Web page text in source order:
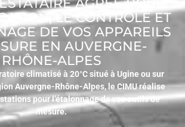
LE CONTRÔLE ET
DE VOS APPAREILS
EN AUVERGNE-
RHÔNE-ALPES
climatisé à 20°C situé à Ugine ou sur
Auvergne-Rhône-Alpes, le CIMU réalise
pour l’étalonnage de vos outils de
mesure.